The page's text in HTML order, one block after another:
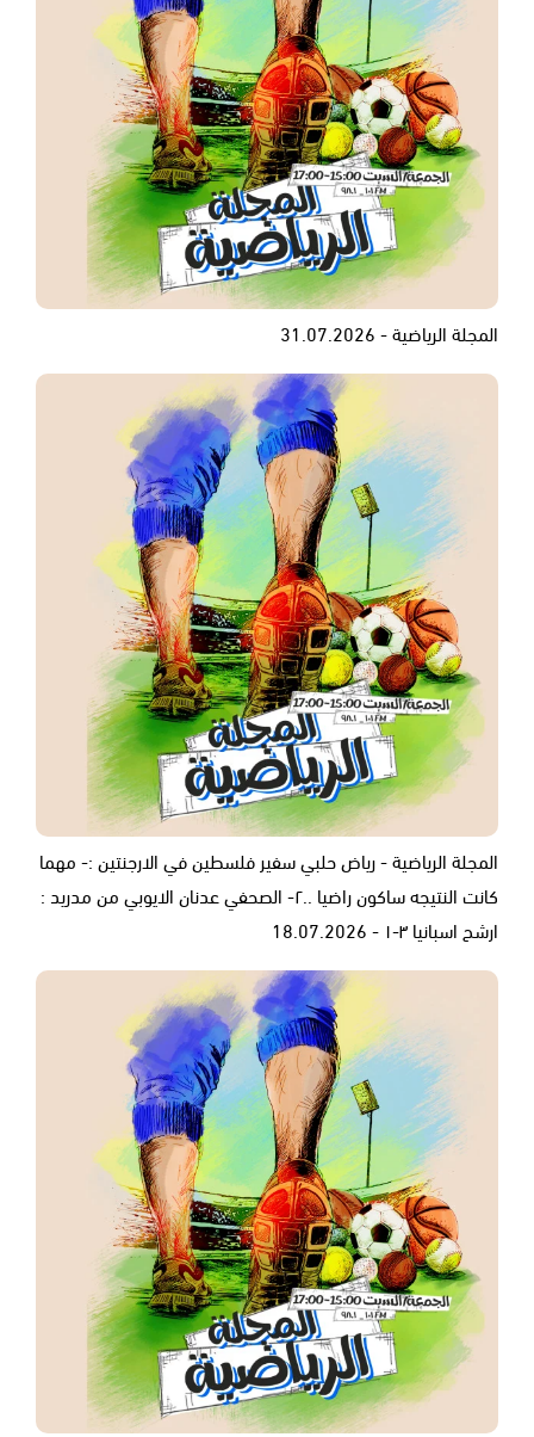
المجلة الرياضية - 31.07.2026
المجلة الرياضية - رياض حلبي سفير فلسطين في الارجنتين :- مهما
كانت النتيجه ساكون راضيا ..٢- الصحفي عدنان الايوبي من مدريد :
ارشح اسبانيا ٣-١ - 18.07.2026